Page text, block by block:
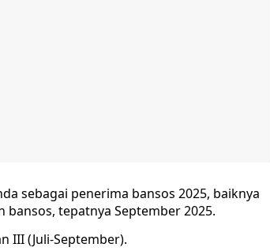
sebagai penerima bansos 2025, baiknya
tepatnya September 2025.
III (Juli-September).